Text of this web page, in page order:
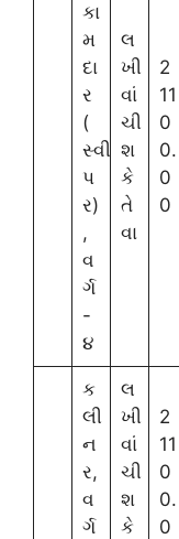
કા
મ
દા
ર
(
સ્વી
પ
ર)
,
વ
ર્ગ
-
૪
લ
ખી
વાં
ચી
શ
કે
તે
વા
2
11
0
0.
0
0
ક
લી
ન
ર,
વ
ર્ગ
લ
ખી
વાં
ચી
શ
કે
2
11
0
0.
0